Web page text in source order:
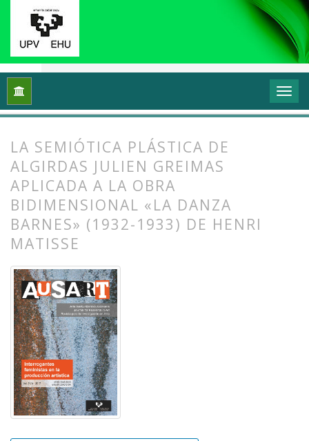
Inicio Vol. 5 Núm. 1 (2017): Interrogantes
LA SEMIÓTICA PLÁSTICA DE
ALGIRDAS JULIEN GREIMAS
APLICADA A LA OBRA
BIDIMENSIONAL «LA DANZA
BARNES» (1932-1933) DE HENRI
MATISSE